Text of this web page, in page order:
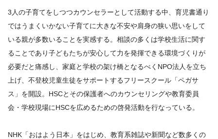
3人の子育てをしつつカウンセラーとして活動する中、育児書通り
ではうまくいかない子育てに大きな不安や肩身の狭い思いをして
いる親が多数いることを実感する。相談の多くは学校生活に関す
ることであり子どもたちが安心して力を発揮できる環境づくりが
必要だと痛感し、家庭と学校の架け橋となるべくNPO法人を立ち
上げ、不登校児童生徒をサポートするフリースクール「ペガサ
ス」を開設。HSCとその保護者へのカウンセリングや教育委員
会・学校現場にHSCを広めるための啓発活動を行なっている。
NHK「おはよう日本」をはじめ、教育系雑誌や新聞など数多くの